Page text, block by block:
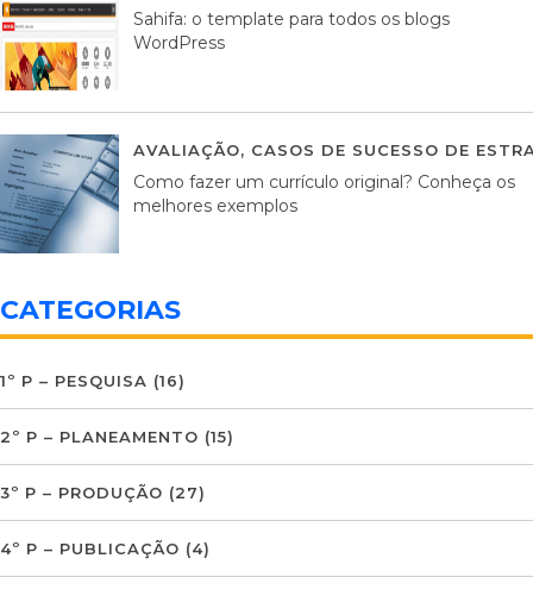
Sahifa: o template para todos os blogs
WordPress
AVALIAÇÃO, CASOS DE SUCESSO DE
Como fazer um currículo original? Conheça os
melhores exemplos
CATEGORIAS
1º P – PESQUISA (16)
2º P – PLANEAMENTO (15)
3º P – PRODUÇÃO (27)
4º P – PUBLICAÇÃO (4)